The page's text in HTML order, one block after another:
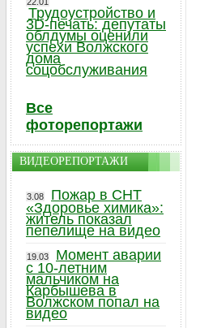
Трудоустройство и
3D-печать: депутаты
облдумы оценили
успехи Волжского
дома
соцобслуживания
Все
фоторепортажи
ВИДЕОРЕПОРТАЖИ
3.08
Пожар в СНТ
«Здоровье химика»:
житель показал
пепелище на видео
19.03
Момент аварии
с 10-летним
мальчиком на
Карбышева в
Волжском попал на
видео